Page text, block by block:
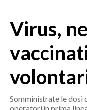
SASSARI E PROVINCIA
GALLURA
OGLIASTRA
Virus,
Somministrate le dosi
operatori in prima